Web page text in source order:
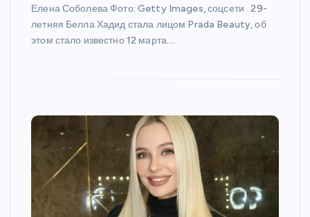
Елена Соболева Фото: Getty Images, соцсети 29-
летняя Белла Хадид стала лицом Prada Beauty, об
этом стало известно 12 марта.…